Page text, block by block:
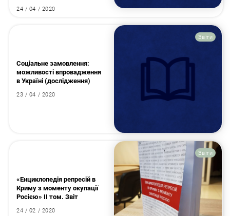
24 / 04 / 2020
Звіти
Соціальне замовлення:
можливості впровадження
в Україні (дослідження)
23 / 04 / 2020
Звіти
«Енциклопедія репресій в
Криму з моменту окупації
Росією» II том. Звіт
24 / 02 / 2020